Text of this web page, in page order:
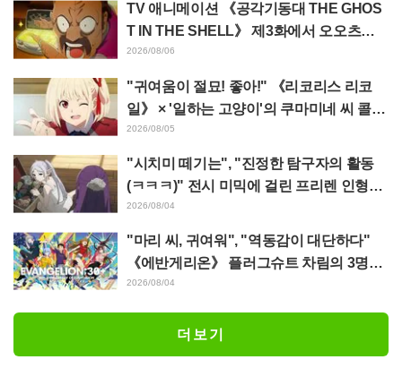
TV 애니메이션 《공각기동대 THE GHOS
T IN THE SHELL》 제3화에서 오오츠카
아키오가 연기하는 마레스 대령 등장! 캐스
트 코멘트 & 엔드 카드 공개
2026/08/06
"귀여움이 절묘! 좋아!" 《리코리스 리코
일》 × '일하는 고양이'의 쿠마미네 씨 콜라
보 발표에 "좋아!" 반응 잇따라
2026/08/05
"시치미 떼기는", "진정한 탐구자의 활동
(ㅋㅋㅋ)" 전시 미믹에 걸린 프리렌 인형에
태클 쇄도 《장송의 프리렌》
2026/08/04
"마리 씨, 귀여워", "역동감이 대단하다"
《에반게리온》 플러그슈트 차림의 3명을
그린 마츠바라 히데노리 씨의 아름다운 드
2026/08/04
더보기